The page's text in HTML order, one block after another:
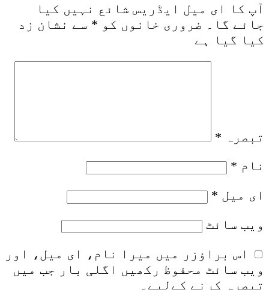
آپ کا ای میل ایڈریس شائع نہیں کیا
جائے گا۔
ضروری خانوں کو * سے نشان زد
کیا گیا ہے
تبصرہ *
نام *
ای میل *
ویب‌ سائٹ
اس براؤزر میں میرا نام، ای میل، اور
ویب سائٹ محفوظ رکھیں اگلی بار جب میں
تبصرہ کرنے کےلیے۔